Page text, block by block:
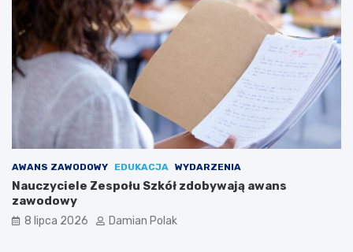
AWANS ZAWODOWY EDUKACJA WYDARZENIA
Nauczyciele Zespołu Szkół zdobywają awans
zawodowy
8 lipca 2026 Damian Polak